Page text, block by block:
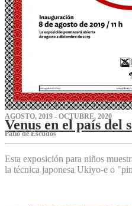
AGOSTO, 2019 - OCTUBRE, 2020
Venus en el país del
P‌atio de Escudos
Esta exposición para niños
la técnica japonesa Ukiyo-e o